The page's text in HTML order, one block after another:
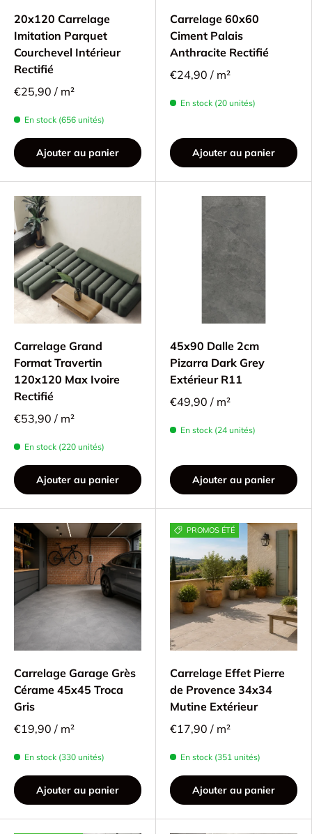
20x120 Carrelage
Imitation Parquet
Courchevel Intérieur
Rectifié
€25,90 / m²
En stock (656 unités)
Ajouter au panier
Carrelage 60x60
Ciment Palais
Anthracite Rectifié
€24,90 / m²
En stock (20 unités)
Ajouter au panier
Carrelage Grand
Format Travertin
120x120 Max Ivoire
Rectifié
€53,90 / m²
En stock (220 unités)
Ajouter au panier
45x90 Dalle 2cm
Pizarra Dark Grey
Extérieur R11
€49,90 / m²
En stock (24 unités)
Ajouter au panier
Carrelage Garage Grès
Cérame 45x45 Troca
Gris
€19,90 / m²
En stock (330 unités)
Ajouter au panier
PROMOS ÉTÉ
Carrelage Effet Pierre
de Provence 34x34
Mutine Extérieur
€17,90 / m²
En stock (351 unités)
Ajouter au panier